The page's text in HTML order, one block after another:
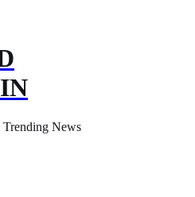
News